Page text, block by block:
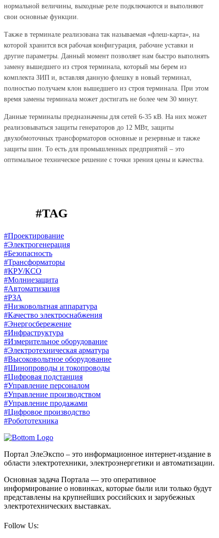
нормальной величины, выходные реле подключаются и выполняют
свои основные функции.
Также в терминале реализована так называемая «флеш-карта», на
которой хранится вся рабочая конфигурация, рабочие уставки и
другие параметры. Данный момент позволяет нам быстро выполнять
замену вышедшего из строя терминала, который мы берем из
комплекта ЗИП и, вставляя данную флешку в новый терминал,
полностью получаем клон вышедшего из строя терминала. При этом
время замены терминала может достигать не более чем 30 минут.
Данные терминалы предназначены для сетей 6-35 кВ. На них может
реализовываться защиты генераторов до 12 МВт, защиты
двухобмоточных трансформаторов основные и резервные и также
защиты шин. То есть для промышленных предприятий – это
оптимальное техническое решение с точки зрения цены и качества.
#TAG
#Проектирование
#Электрогенерация
#Безопасность
#Трансформаторы
#КРУ/КСО
#Молниезащита
#Автоматизация
#РЗА
#Низковольтная аппаратура
#Качество электроснабжения
#Энергосбережение
#Инфраструктура
#Измерительное оборудование
#Электротехническая арматура
#Высоковольтное оборудование
#Шинопроводы и токопроводы
#Цифровая подстанция
#Управление персоналом
#Управление производством
#Управление продажами
#Цифровое производство
#Робототехника
Портал ЭлеЭкспо – это информационное интернет-издание в
области электротехники, электроэнергетики и автоматизации.
Основная задача Портала — это оперативное
информирование о новинках, которые были или только будут
представлены на крупнейших российских и зарубежных
электротехнических выставках.
Follow Us: